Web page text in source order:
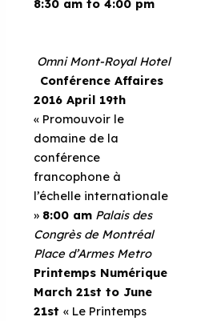
8:30 am to 4:00 pm
Omni Mont-Royal Hotel
Conférence Affaires
2016April 19th
« Promouvoir le
domaine de la
conférence
francophone à
l’échelle internationale
» 8:00 am Palais des
Congrès de Montréal
Place d’Armes Metro
Printemps Numérique
March 21st to June
21st « Le Printemps